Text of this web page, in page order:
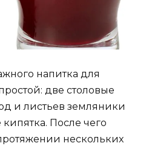
напитка для
две столовые
и листьев земляники
После чего
нескольких